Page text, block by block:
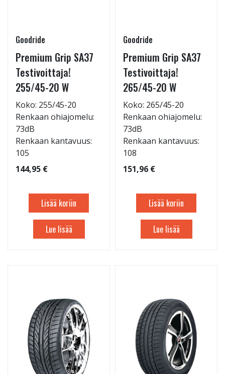
Goodride
Premium Grip SA37
Testivoittaja!
255/45-20 W
Koko: 255/45-20
Renkaan ohiajomelu:
73dB
Renkaan kantavuus:
105
144,95 €
Lisää koriin
Lue lisää
Goodride
Premium Grip SA37
Testivoittaja!
265/45-20 W
Koko: 265/45-20
Renkaan ohiajomelu:
73dB
Renkaan kantavuus:
108
151,96 €
Lisää koriin
Lue lisää